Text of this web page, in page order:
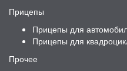
Прицепы
Прицепы для
Прицепы для
Прочее